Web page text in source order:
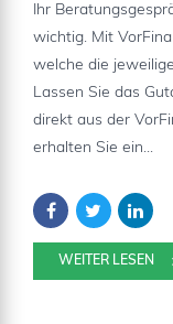
Ihr
wichtig. Mit
welche die
Lassen Sie das
direkt aus der
erhalten Sie ein...
WEITER LESEN